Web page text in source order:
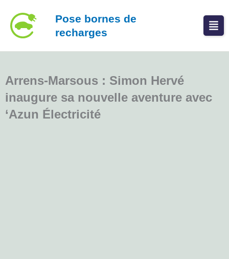
contenu
Pose bornes de
recharges
Arrens-Marsous : Simon Hervé
inaugure sa nouvelle aventure avec
‘Azun Électricité